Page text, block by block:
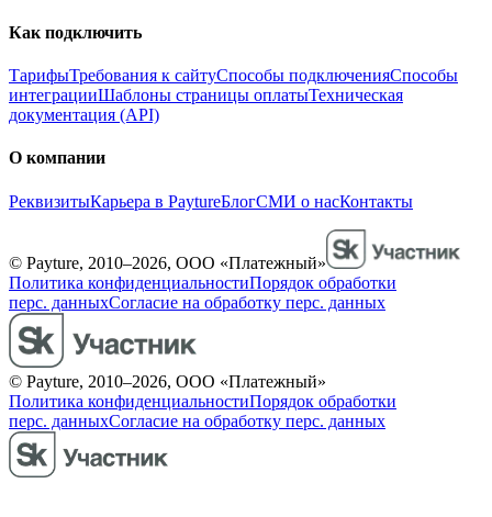
Как подключить
ТарифыТребования к сайтуСпособы подключенияСпособы
интеграцииШаблоны страницы оплатыТехническая
документация (API)
О компании
РеквизитыКарьера в PaytureБлогСМИ о насКонтакты
© Payture, 2010–2026, ООО «Платежный»
Политика конфиденциальностиПорядок обработки
перс. данныхСогласие на обработку перс. данных
© Payture, 2010–2026, ООО «Платежный»
Политика конфиденциальностиПорядок обработки
перс. данныхСогласие на обработку перс. данных